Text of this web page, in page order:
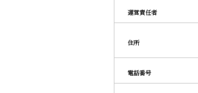
運営責任者
住所
電話番号